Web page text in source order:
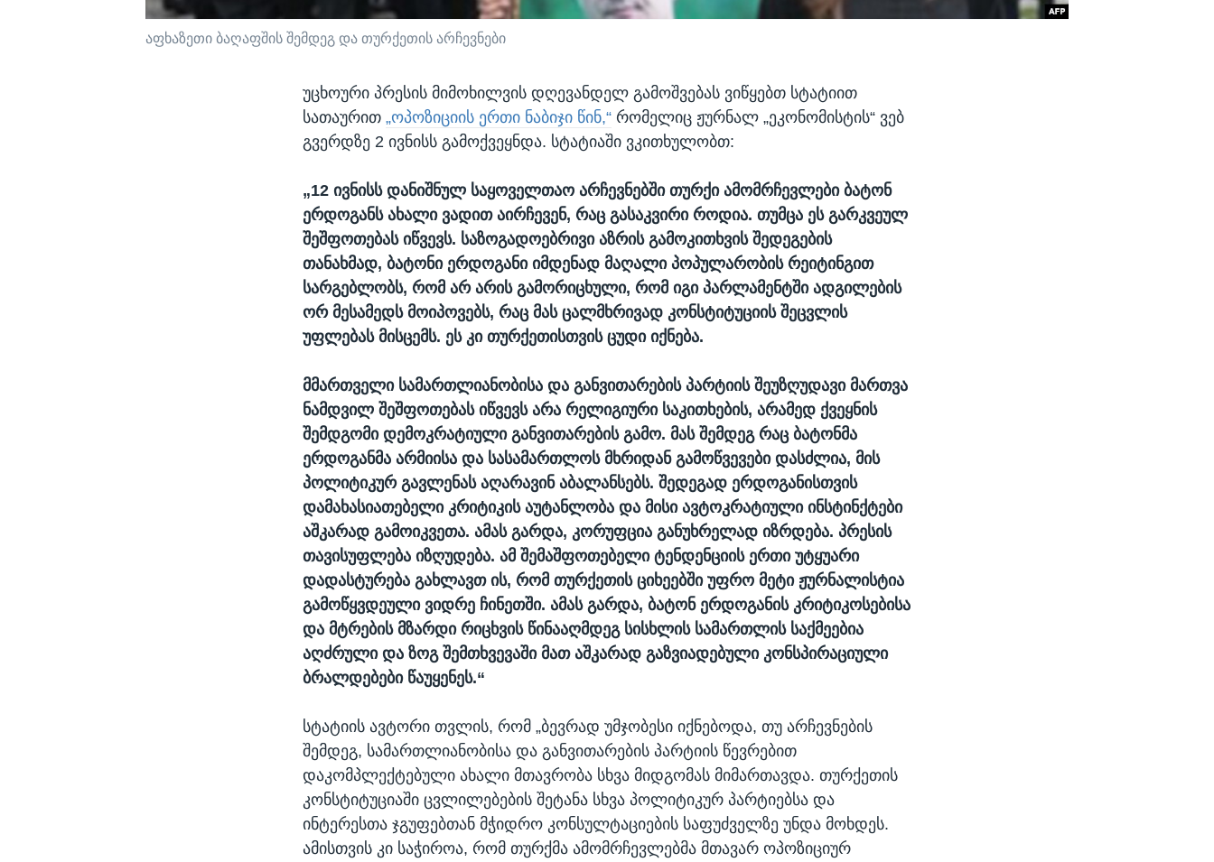
აფხაზეთი ბაღაფშის შემდეგ და თურქეთის არჩევნები
უცხოური პრესის მიმოხილვის დღევანდელ გამოშვებას ვიწყებთ სტატიით
სათაურით„ოპოზიციის ერთი ნაბიჯი წინ,“ რომელიც ჟურნალ „ეკონომისტის“ ვებ
გვერდზე 2 ივნისს გამოქვეყნდა. სტატიაში ვკითხულობთ:
„12 ივნისს დანიშნულ საყოველთაო არჩევნებში თურქი ამომრჩევლები ბატონ
ერდოგანს ახალი ვადით აირჩევენ, რაც გასაკვირი როდია. თუმცა ეს გარკვეულ
შეშფოთებას იწვევს. საზოგადოებრივი აზრის გამოკითხვის შედეგების
თანახმად, ბატონი ერდოგანი იმდენად მაღალი პოპულარობის რეიტინგით
სარგებლობს, რომ არ არის გამორიცხული, რომ იგი პარლამენტში ადგილების
ორ მესამედს მოიპოვებს, რაც მას ცალმხრივად კონსტიტუციის შეცვლის
უფლებას მისცემს. ეს კი თურქეთისთვის ცუდი იქნება.
მმართველი სამართლიანობისა და განვითარების პარტიის შეუზღუდავი მართვა
ნამდვილ შეშფოთებას იწვევს არა რელიგიური საკითხების, არამედ ქვეყნის
შემდგომი დემოკრატიული განვითარების გამო. მას შემდეგ რაც ბატონმა
ერდოგანმა არმიისა და სასამართლოს მხრიდან გამოწვევები დასძლია, მის
პოლიტიკურ გავლენას აღარავინ აბალანსებს. შედეგად ერდოგანისთვის
დამახასიათებელი კრიტიკის აუტანლობა და მისი ავტოკრატიული ინსტინქტები
აშკარად გამოიკვეთა. ამას გარდა, კორუფცია განუხრელად იზრდება. პრესის
თავისუფლება იზღუდება. ამ შემაშფოთებელი ტენდენციის ერთი უტყუარი
დადასტურება გახლავთ ის, რომ თურქეთის ციხეებში უფრო მეტი ჟურნალისტია
გამოწყვდეული ვიდრე ჩინეთში. ამას გარდა, ბატონ ერდოგანის კრიტიკოსებისა
და მტრების მზარდი რიცხვის წინააღმდეგ სისხლის სამართლის საქმეებია
აღძრული და ზოგ შემთხვევაში მათ აშკარად გაზვიადებული კონსპირაციული
ბრალდებები წაუყენეს.“
სტატიის ავტორი თვლის, რომ „ბევრად უმჯობესი იქნებოდა, თუ არჩევნების
შემდეგ, სამართლიანობისა და განვითარების პარტიის წევრებით
დაკომპლექტებული ახალი მთავრობა სხვა მიდგომას მიმართავდა. თურქეთის
კონსტიტუციაში ცვლილებების შეტანა სხვა პოლიტიკურ პარტიებსა და
ინტერესთა ჯგუფებთან მჭიდრო კონსულტაციების საფუძველზე უნდა მოხდეს.
ამისთვის კი საჭიროა, რომ თურქმა ამომრჩევლებმა მთავარ ოპოზიციურ